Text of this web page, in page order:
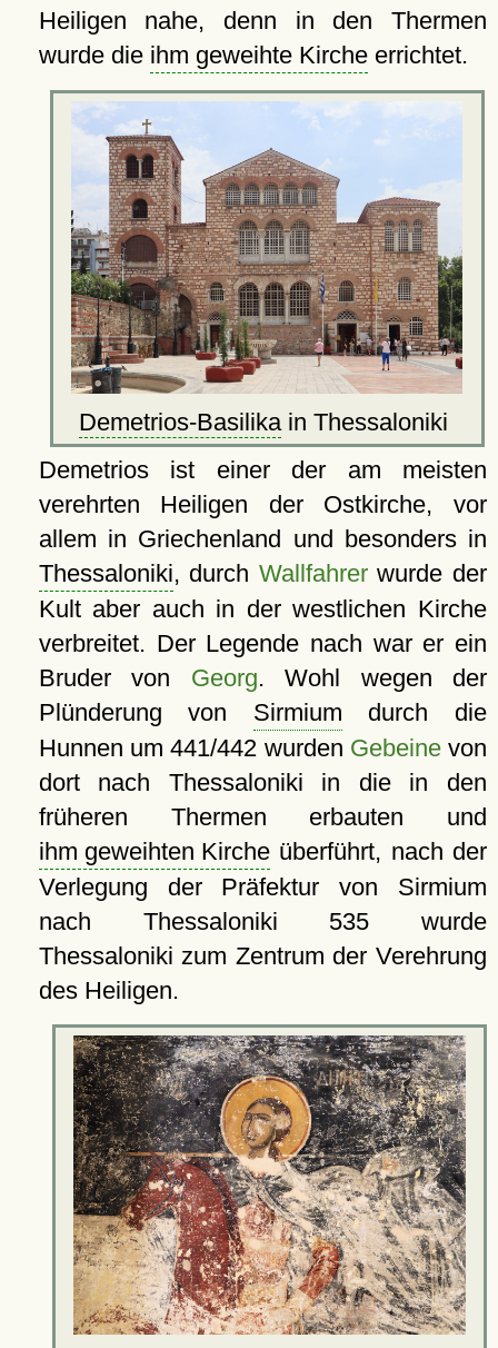
Heiligen nahe, denn in den Thermen
wurde die ihm geweihte Kircheerrichtet.
Demetrios-Basilikain Thessaloniki
Demetrios ist einer der am meisten
verehrten Heiligen der Ostkirche, vor
allem in Griechenland und besonders in
Thessaloniki, durch Wallfahrerwurde der
Kult aber auch in der westlichen Kirche
verbreitet. Der Legende nach war er ein
Bruder von Georg. Wohl wegen der
Plünderung von Sirmium durch die
Hunnen um 441/442 wurden Gebeinevon
dort nach Thessaloniki in die in den
früheren Thermen erbauten und
ihm geweihten Kircheüberführt, nach der
Verlegung der Präfektur von Sirmium
nach Thessaloniki 535 wurde
Thessaloniki zum Zentrum der Verehrung
des Heiligen.